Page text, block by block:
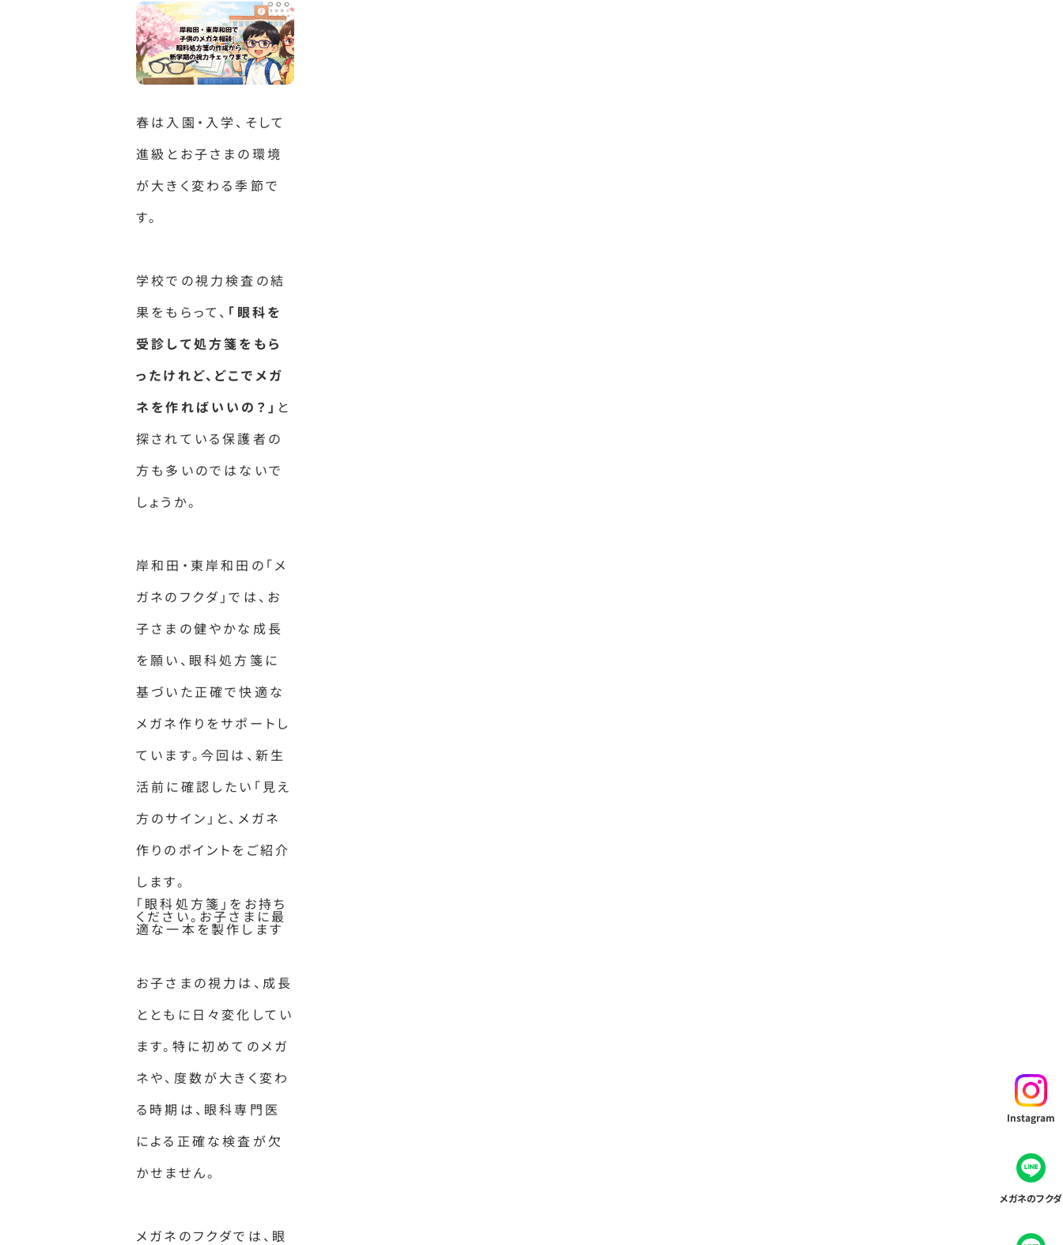
Instagram
メガネのフクダ
春は入園・入学、そして
進級とお子さまの環境
が大きく変わる季節で
す。
学校での視力検査の結
果をもらって、 「眼科を
受診して処方箋をもら
ったけれど、どこでメガ
ネを作ればいいの？」 と
探されている保護者の
方も多いのではないで
しょうか。
岸和田・東岸和田の「メ
ガネのフクダ」では、お
子さまの健やかな成長
を願い、眼科処方箋に
基づいた正確で快適な
メガネ作りをサポートし
ています。今回は、新生
活前に確認したい「見え
方のサイン」と、メガネ
作りのポイントをご紹介
します。
「眼科処方箋」をお持ち
ください。お子さまに最
適な一本を製作します
お子さまの視力は、成長
とともに日々変化してい
ます。特に初めてのメガ
ネや、度数が大きく変わ
る時期は、眼科専門医
による正確な検査が欠
かせません。
メガネのフクダでは、眼